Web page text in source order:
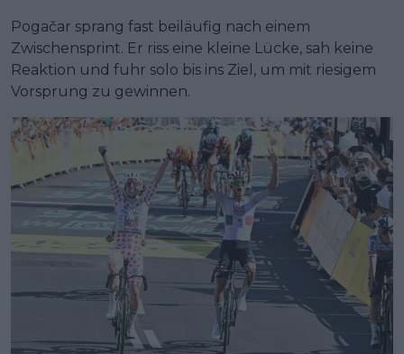
Pogačar sprang fast beiläufig nach einem
Zwischensprint. Er riss eine kleine Lücke, sah keine
Reaktion und fuhr solo bis ins Ziel, um mit riesigem
Vorsprung zu gewinnen.